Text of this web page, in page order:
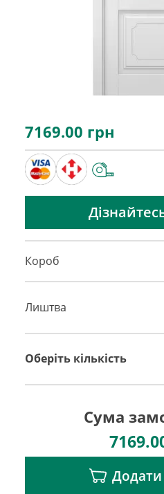
7169.00 грн
Короб
Лиштва
Оберіть кількість
Сума